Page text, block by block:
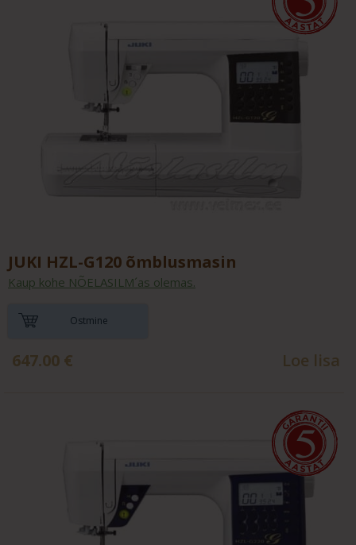
JUKI HZL-G120 õmblusmasin
Kaup kohe NÕELASILM´as olemas.
Ostmine
647.00 € Loe lisa